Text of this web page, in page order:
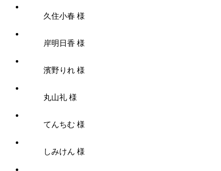
久住小春 様
岸明日香 様
濱野りれ 様
丸山礼 様
てんちむ 様
しみけん 様